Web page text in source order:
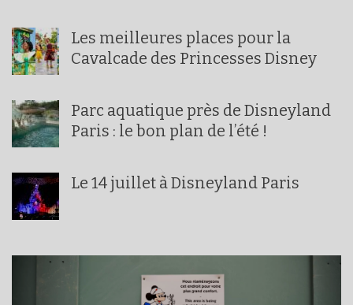
Les meilleures places pour la
Cavalcade des Princesses Disney
Parc aquatique près de Disneyland
Paris : le bon plan de l’été !
Le 14 juillet à Disneyland Paris